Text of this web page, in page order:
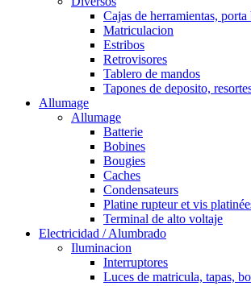
Cajas de herramientas, porta
Matriculacion
Estribos
Retrovisores
Tablero de mandos
Tapones de deposito,
Allumage
Allumage
Batterie
Bobines
Bougies
Caches
Condensateurs
Platine rupteur et vis
Terminal de alto voltaje
Electricidad / Alumbrado
Iluminacion
Interruptores
Luces de matricula, tapas,